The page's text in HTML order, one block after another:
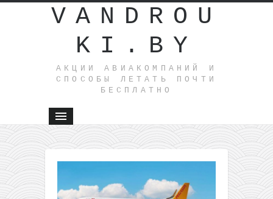
VANDROU
KI.BY
АКЦИИ АВИАКОМПАНИЙ И
СПОСОБЫ ЛЕТАТЬ ПОЧТИ
БЕСПЛАТНО
скидки